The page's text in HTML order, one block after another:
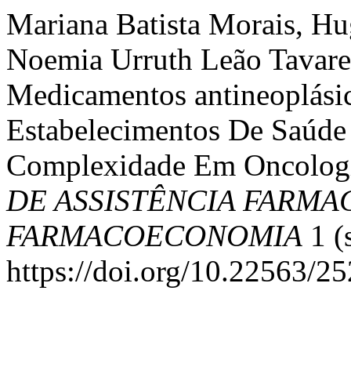
Mariana Batista Morais,
Noemia Urruth Leão
Medicamentos
Estabelecimentos De
Complexidade Em
DE ASSISTÊNCIA
FARMACOECONOMIA 1
https://doi.org/10.22563/